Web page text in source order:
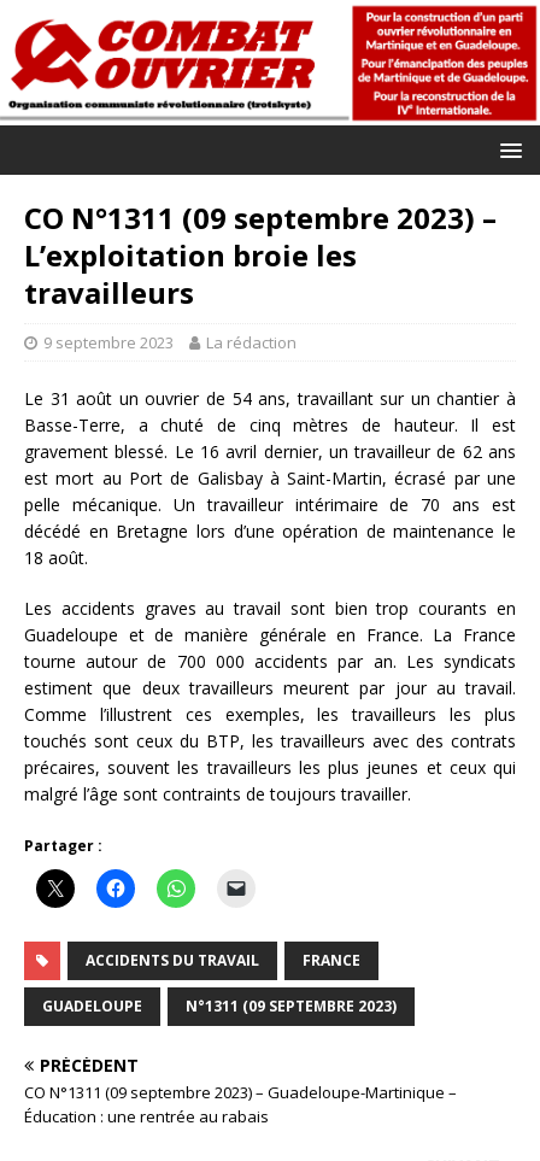
CO N°1311 (09 septembre 2023) –
L’exploitation broie les
travailleurs
9 septembre 2023 La rédaction
Le 31 août un ouvrier de 54 ans, travaillant sur un chantier à
Basse-Terre, a chuté de cinq mètres de hauteur. Il est
gravement blessé. Le 16 avril dernier, un travailleur de 62 ans
est mort au Port de Galisbay à Saint-Martin, écrasé par une
pelle mécanique. Un travailleur intérimaire de 70 ans est
décédé en Bretagne lors d’une opération de maintenance le
18 août.
Les accidents graves au travail sont bien trop courants en
Guadeloupe et de manière générale en France. La France
tourne autour de 700 000 accidents par an. Les syndicats
estiment que deux travailleurs meurent par jour au travail.
Comme l’illustrent ces exemples, les travailleurs les plus
touchés sont ceux du BTP, les travailleurs avec des contrats
précaires, souvent les travailleurs les plus jeunes et ceux qui
malgré l’âge sont contraints de toujours travailler.
Partager :
ACCIDENTS DU TRAVAIL FRANCE
GUADELOUPE N°1311 (09 SEPTEMBRE 2023)
PRÉCÉDENT
CO N°1311 (09 septembre 2023) – Guadeloupe-Martinique –
Éducation : une rentrée au rabais